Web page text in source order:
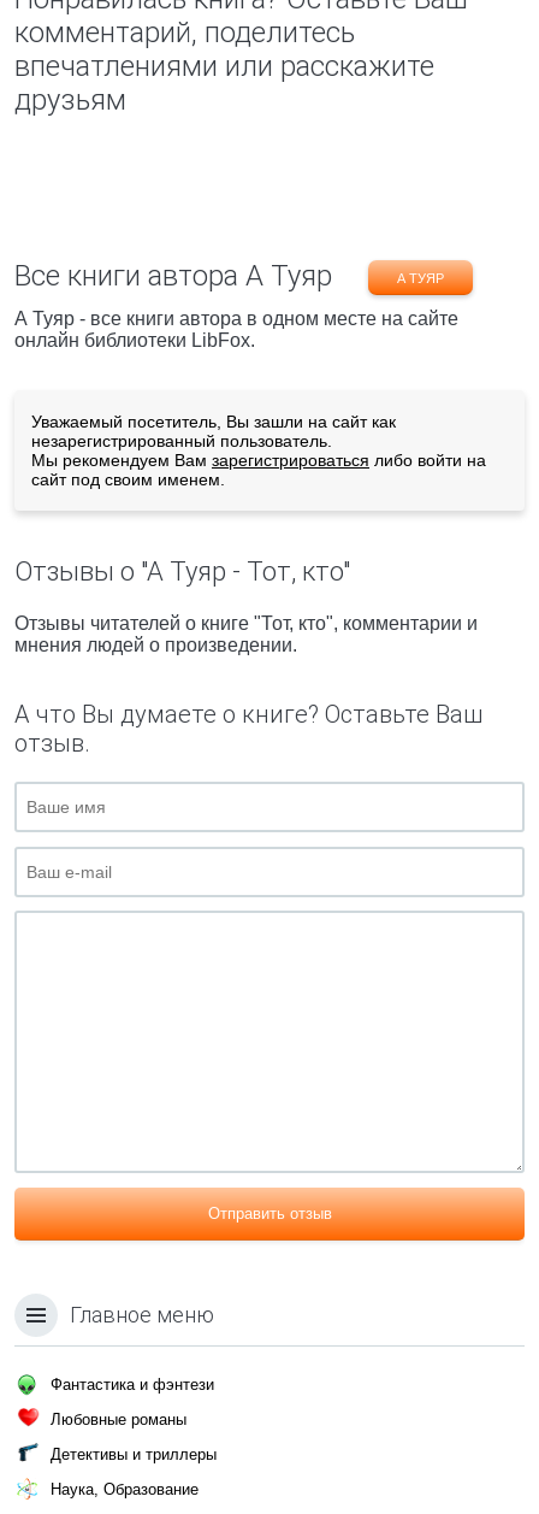
комментарий, поделитесь
впечатлениями или расскажите
друзьям
Все книги автора А Туяр А ТУЯР
А Туяр - все книги автора в одном месте на сайте
онлайн библиотеки LibFox.
Уважаемый посетитель, Вы зашли на сайт как
незарегистрированный пользователь.
Мы рекомендуем Вам зарегистрироваться либо войти на
сайт под своим именем.
Отзывы о "А Туяр - Тот, кто"
Отзывы читателей о книге "Тот, кто", комментарии и
мнения людей о произведении.
А что Вы думаете о книге? Оставьте Ваш
отзыв.
Отправить отзыв
Главное меню
Фантастика и фэнтези
Любовные романы
Детективы и триллеры
Наука, Образование